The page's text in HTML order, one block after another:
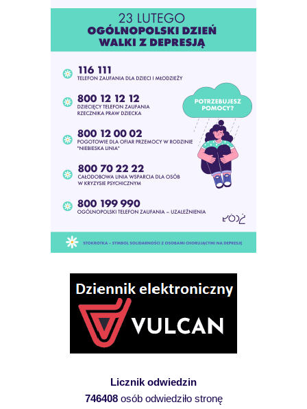
Licznik odwiedzin
746408osób odwiedziło stronę